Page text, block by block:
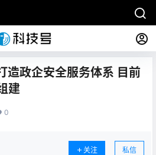
造政企安全服务体系 目前
建
0
关注 私信